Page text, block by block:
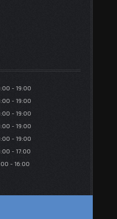
19:00
19:00
19:00
19:00
19:00
17:00
16:00